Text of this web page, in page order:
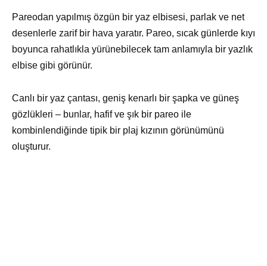
Pareodan yapılmış özgün bir yaz elbisesi, parlak ve net
desenlerle zarif bir hava yaratır. Pareo, sıcak günlerde kıyı
boyunca rahatlıkla yürünebilecek tam anlamıyla bir yazlık
elbise gibi görünür.
Canlı bir yaz çantası, geniş kenarlı bir şapka ve güneş
gözlükleri – bunlar, hafif ve şık bir pareo ile
kombinlendiğinde tipik bir plaj kızının görünümünü
oluşturur.